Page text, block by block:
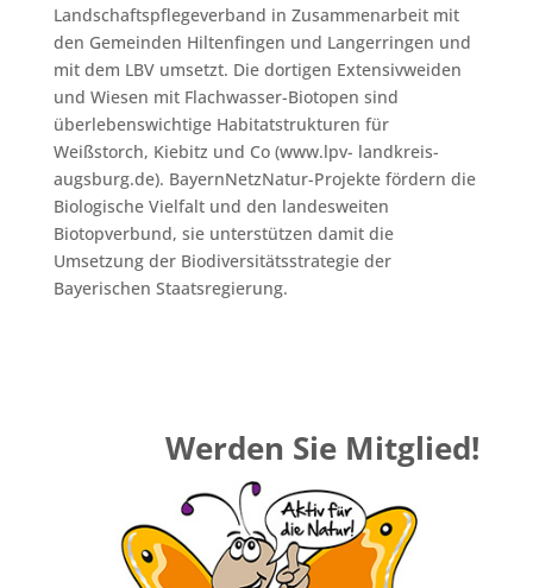
Landschaftspflegeverband in Zusammenarbeit mit
den Gemeinden Hiltenfingen und Langerringen und
mit dem LBV umsetzt. Die dortigen Extensivweiden
und Wiesen mit Flachwasser-Biotopen sind
überlebenswichtige Habitatstrukturen für
Weißstorch, Kiebitz und Co (www.lpv- landkreis-
augsburg.de). BayernNetzNatur-Projekte fördern die
Biologische Vielfalt und den landesweiten
Biotopverbund, sie unterstützen damit die
Umsetzung der Biodiversitätsstrategie der
Bayerischen Staatsregierung.
Werden Sie Mitglied!